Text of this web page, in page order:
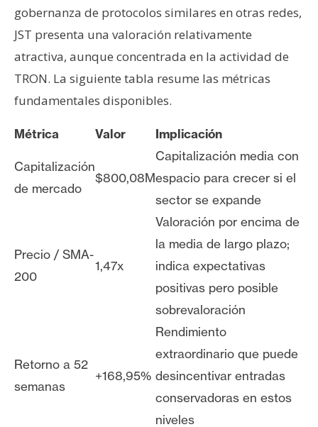
gobernanza de protocolos similares en otras redes,
JST presenta una valoración relativamente
atractiva, aunque concentrada en la actividad de
TRON. La siguiente tabla resume las métricas
fundamentales disponibles.
Métrica Valor Implicación
Capitalización
de mercado
$800,08M
Capitalización media con
espacio para crecer si el
sector se expande
Precio / SMA-
200
1,47x
Valoración por encima de
la media de largo plazo;
indica expectativas
positivas pero posible
sobrevaloración
Retorno a 52
semanas
+168,95%
Rendimiento
extraordinario que puede
desincentivar entradas
conservadoras en estos
niveles